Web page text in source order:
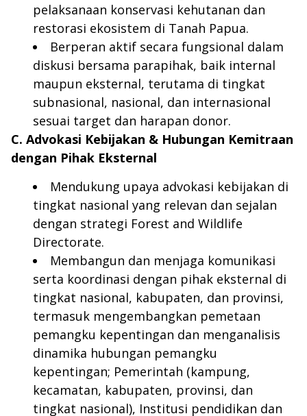
pelaksanaan konservasi kehutanan dan
restorasi ekosistem di Tanah Papua.
Berperan aktif secara fungsional dalam
diskusi bersama parapihak, baik internal
maupun eksternal, terutama di tingkat
subnasional, nasional, dan internasional
sesuai target dan harapan donor.
C. Advokasi Kebijakan & Hubungan Kemitraan
dengan Pihak Eksternal
Mendukung upaya advokasi kebijakan di
tingkat nasional yang relevan dan sejalan
dengan strategi Forest and Wildlife
Directorate.
Membangun dan menjaga komunikasi
serta koordinasi dengan pihak eksternal di
tingkat nasional, kabupaten, dan provinsi,
termasuk mengembangkan pemetaan
pemangku kepentingan dan menganalisis
dinamika hubungan pemangku
kepentingan; Pemerintah (kampung,
kecamatan, kabupaten, provinsi, dan
tingkat nasional), Institusi pendidikan dan